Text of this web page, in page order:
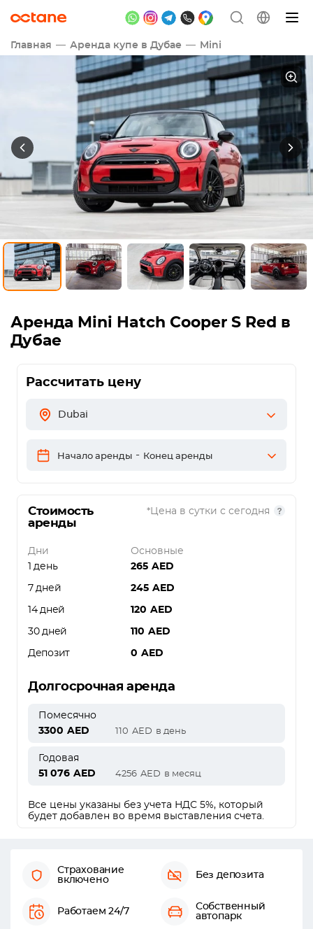
Главная Аренда купе в Дубае Mini
Аренда Mini Hatch Cooper S Red в
Дубае
Рассчитать цену
Dubai
Начало аренды - Конец аренды
Стоимость
аренды
*Цена в сутки с сегодня
Дни
Основные
1 день
265 AED
7 дней 245 AED
14 дней 120 AED
30 дней 110 AED
Депозит 0 AED
Долгосрочная аренда
Помесячно
3300 AED 110 AED в день
Годовая
51 076 AED 4256 AED в месяц
Все цены указаны без учета НДС 5%, который
будет добавлен во время выставления счета.
Страхование
включено
Без депозита
Работаем 24/7
Собственный
автопарк